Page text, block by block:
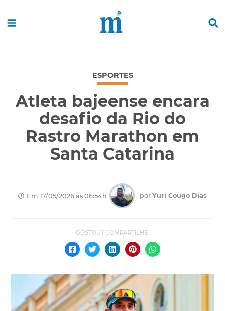
ESPORTES
Atleta bajeense encara
desafio da Rio do
Rastro Marathon em
Santa Catarina
Em 17/05/2026 às 06:54h porYuri Cougo Dias